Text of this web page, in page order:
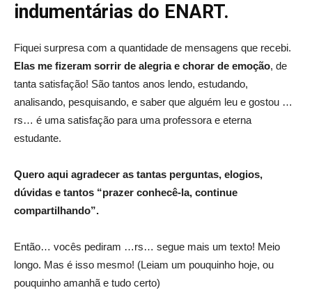
indumentárias do ENART.
Fiquei surpresa com a quantidade de mensagens que recebi.
Elas me fizeram sorrir de alegria e chorar de emoção, de
tanta satisfação! São tantos anos lendo, estudando,
analisando, pesquisando, e saber que alguém leu e gostou …
rs… é uma satisfação para uma professora e eterna
estudante.
Quero aqui agradecer as tantas perguntas, elogios,
dúvidas e tantos “prazer conhecê-la, continue
compartilhando”.
Então… vocês pediram …rs… segue mais um texto! Meio
longo. Mas é isso mesmo! (Leiam um pouquinho hoje, ou
pouquinho amanhã e tudo certo)